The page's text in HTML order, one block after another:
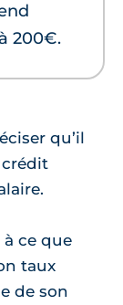
200€.
qu’il
ce que
taux
de son